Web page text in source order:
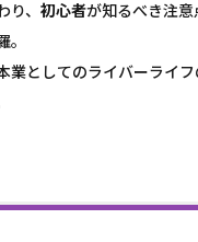
、 初心者が知るべき注
業としてのライバーライ